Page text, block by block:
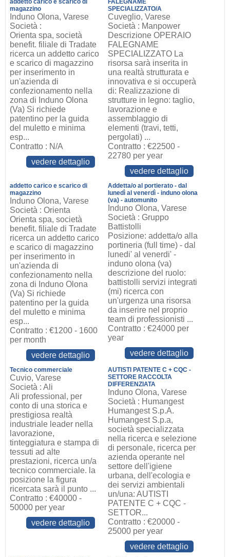
addetto carico e scarico di
magazzino
Induno Olona, Varese
Società :
Orienta spa, società
benefit. filiale di Tradate
ricerca un addetto carico
e scarico di magazzino
per inserimento in
un'azienda di
confezionamento nella
zona di Induno Olona
(Va) Si richiede
patentino per la guida
del muletto e minima
esp...
Contratto : N/A
vedere dettaglio
FALEGNAME
SPECIALIZZATO/A
Cuveglio, Varese
Società : Manpower
Descrizione OPERAIO
FALEGNAME
SPECIALIZZATO La
risorsa sarà inserita in
una realtà strutturata e
innovativa e si occuperà
di: Realizzazione di
strutture in legno: taglio,
lavorazione e
assemblaggio di
elementi (travi, tetti,
pergolati) ...
Contratto : €22500 -
22780 per year
vedere dettaglio
addetto carico e scarico di
magazzino
Induno Olona, Varese
Società : Orienta
Orienta spa, società
benefit. filiale di Tradate
ricerca un addetto carico
e scarico di magazzino
per inserimento in
un'azienda di
confezionamento nella
zona di Induno Olona
(Va) Si richiede
patentino per la guida
del muletto e minima
esp...
Contratto : €1200 - 1600
per month
vedere dettaglio
Addetta/o al portierato - dal
lunedì al venerdì - induno olona
(va) - automunito
Induno Olona, Varese
Società : Gruppo
Battistolli
Posizione: addetta/o alla
portineria (full time) - dal
lunedi' al venerdi' -
induno olona (va)
descrizione del ruolo:
battistolli servizi integrati
(mi) ricerca con
un'urgenza una risorsa
da inserire nel proprio
team di professionisti ...
Contratto : €24000 per
year
vedere dettaglio
Tecnico commerciale
Cuvio, Varese
Società : Ali
Ali professional, per
conto di una storica e
prestigiosa realtà
industriale leader nella
lavorazione,
tinteggiatura e stampa di
tessuti ad alte
prestazioni, ricerca un/a
tecnico commerciale. la
posizione la figura
ricercata sarà il punto ...
Contratto : €40000 -
50000 per year
vedere dettaglio
AUTISTI PATENTE C + CQC -
SETTORE RACCOLTA
DIFFERENZIATA
Induno Olona, Varese
Società : Humangest
Humangest S.p.A.
Humangest S.p.a,
società specializzata
nella ricerca e selezione
di personale, ricerca per
azienda operante nel
settore dell'igiene
urbana, dell'ecologia e
dei servizi ambientali
un/una: AUTISTI
PATENTE C + CQC -
SETTOR...
Contratto : €20000 -
25000 per year
vedere dettaglio